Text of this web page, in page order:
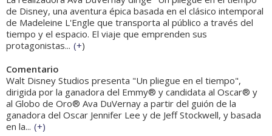
de Disney, una aventura épica basada en el clásico intemporal
de Madeleine L'Engle que transporta al público a través del
tiempo y el espacio. El viaje que emprenden sus
protagonistas... (+)
Comentario
Walt Disney Studios presenta "Un pliegue en el tiempo",
dirigida por la ganadora del Emmy® y candidata al Oscar® y
al Globo de Oro® Ava DuVernay a partir del guión de la
ganadora del Oscar Jennifer Lee y de Jeff Stockwell, y basada
en la... (+)